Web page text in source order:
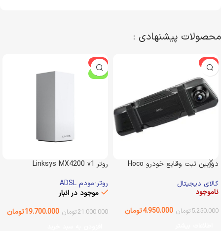
محصولات پیشنهادی :
-6%
دوربین ثبت وقایع خودرو Hoco
کالای دیجیتال
ناموجود
5.250.000تومان 4.950.000تومان
-6%
ویژه
روتر Linksys MX4200 v1
روتر-مودم ADSL
موجود در انبار
21.000.000تومان 19.700.000تومان